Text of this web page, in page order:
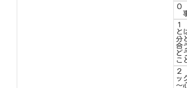
０
１
と
分
合
ど
こ
２
ッ
～